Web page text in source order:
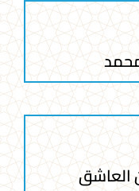
العاشق